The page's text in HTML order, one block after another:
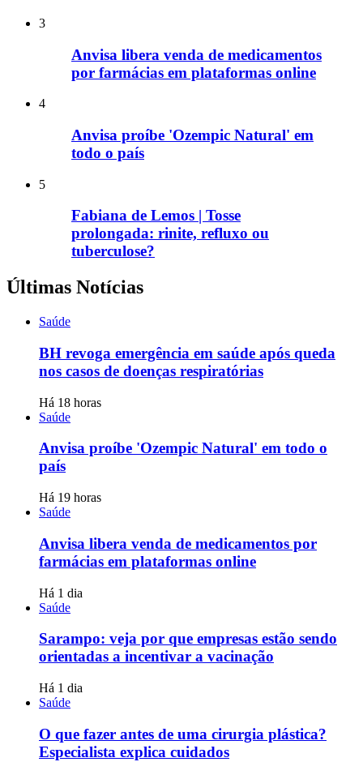
3
Anvisa libera venda de medicamentos
por farmácias em plataformas online
4
Anvisa proíbe 'Ozempic Natural' em
todo o país
5
Fabiana de Lemos | Tosse
prolongada: rinite, refluxo ou
tuberculose?
Últimas Notícias
Saúde
BH revoga emergência em saúde após queda
nos casos de doenças respiratórias
Há 18 horas
Saúde
Anvisa proíbe 'Ozempic Natural' em todo o
país
Há 19 horas
Saúde
Anvisa libera venda de medicamentos por
farmácias em plataformas online
Há 1 dia
Saúde
Sarampo: veja por que empresas estão sendo
orientadas a incentivar a vacinação
Há 1 dia
Saúde
O que fazer antes de uma cirurgia plástica?
Especialista explica cuidados